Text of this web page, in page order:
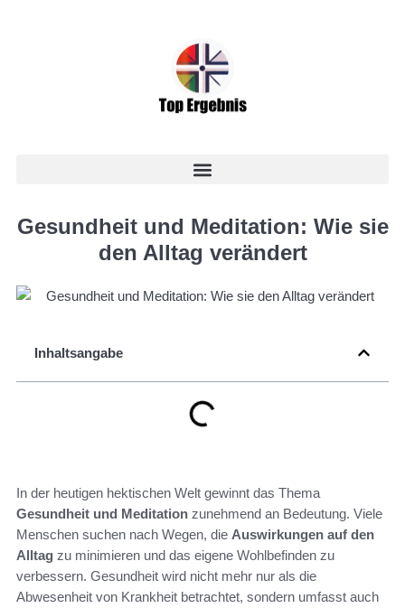
Gesundheit und Meditation: Wie sie
den Alltag verändert
Inhaltsangabe
In der heutigen hektischen Welt gewinnt das Thema
Gesundheit und Meditation zunehmend an Bedeutung. Viele
Menschen suchen nach Wegen, die Auswirkungen auf den
Alltag zu minimieren und das eigene Wohlbefinden zu
verbessern. Gesundheit wird nicht mehr nur als die
Abwesenheit von Krankheit betrachtet, sondern umfasst auch